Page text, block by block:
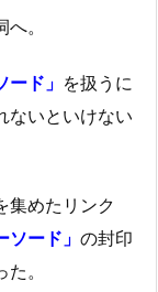
。
ード」 を扱うに
ないといけない
集めたリンク
ソード」 の封印
。